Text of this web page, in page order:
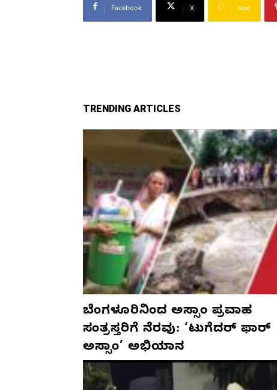
Facebook X Koo
TRENDING ARTICLES
ಬೆಂಗಳೂರಿನಿಂದ ಅಸ್ಸಾಂ ಪ್ರವಾಹ
ಸಂತ್ರಸ್ತರಿಗೆ ನೆರವು: ‘ಟುಗೆದರ್ ಫಾರ್
ಅಸ್ಸಾಂ’ ಅಭಿಯಾನ